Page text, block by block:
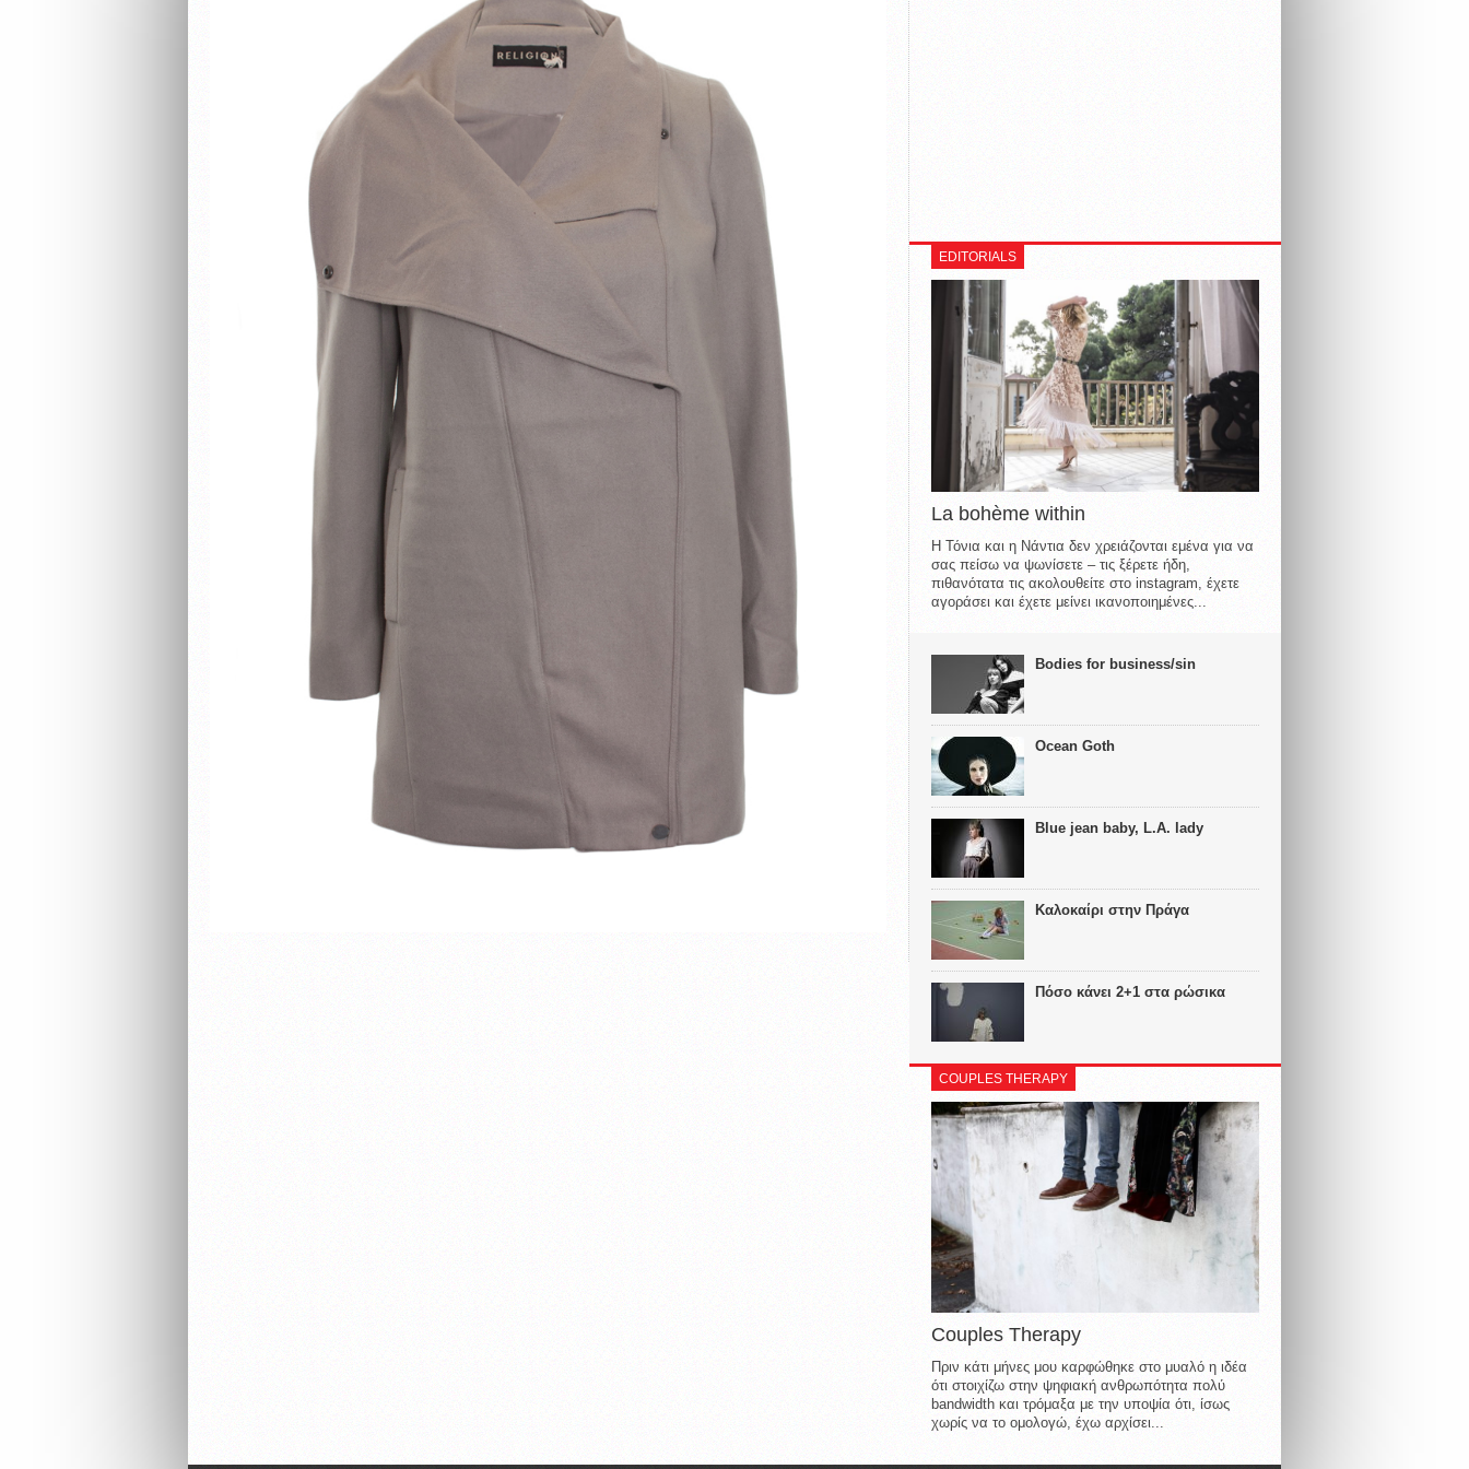
EDITORIALS
La bohème within
Η Τόνια και η Νάντια δεν χρειάζονται εμένα για να
σας πείσω να ψωνίσετε – τις ξέρετε ήδη,
πιθανότατα τις ακολουθείτε στο instagram, έχετε
αγοράσει και έχετε μείνει ικανοποιημένες...
Bodies for business/sin
Ocean Goth
Blue jean baby, L.A. lady
Καλοκαίρι στην Πράγα
Πόσο κάνει 2+1 στα ρώσικα
COUPLES THERAPY
Couples Therapy
Πριν κάτι μήνες μου καρφώθηκε στο μυαλό η ιδέα
ότι στοιχίζω στην ψηφιακή ανθρωπότητα πολύ
bandwidth και τρόμαξα με την υποψία ότι, ίσως
χωρίς να το ομολογώ, έχω αρχίσει...